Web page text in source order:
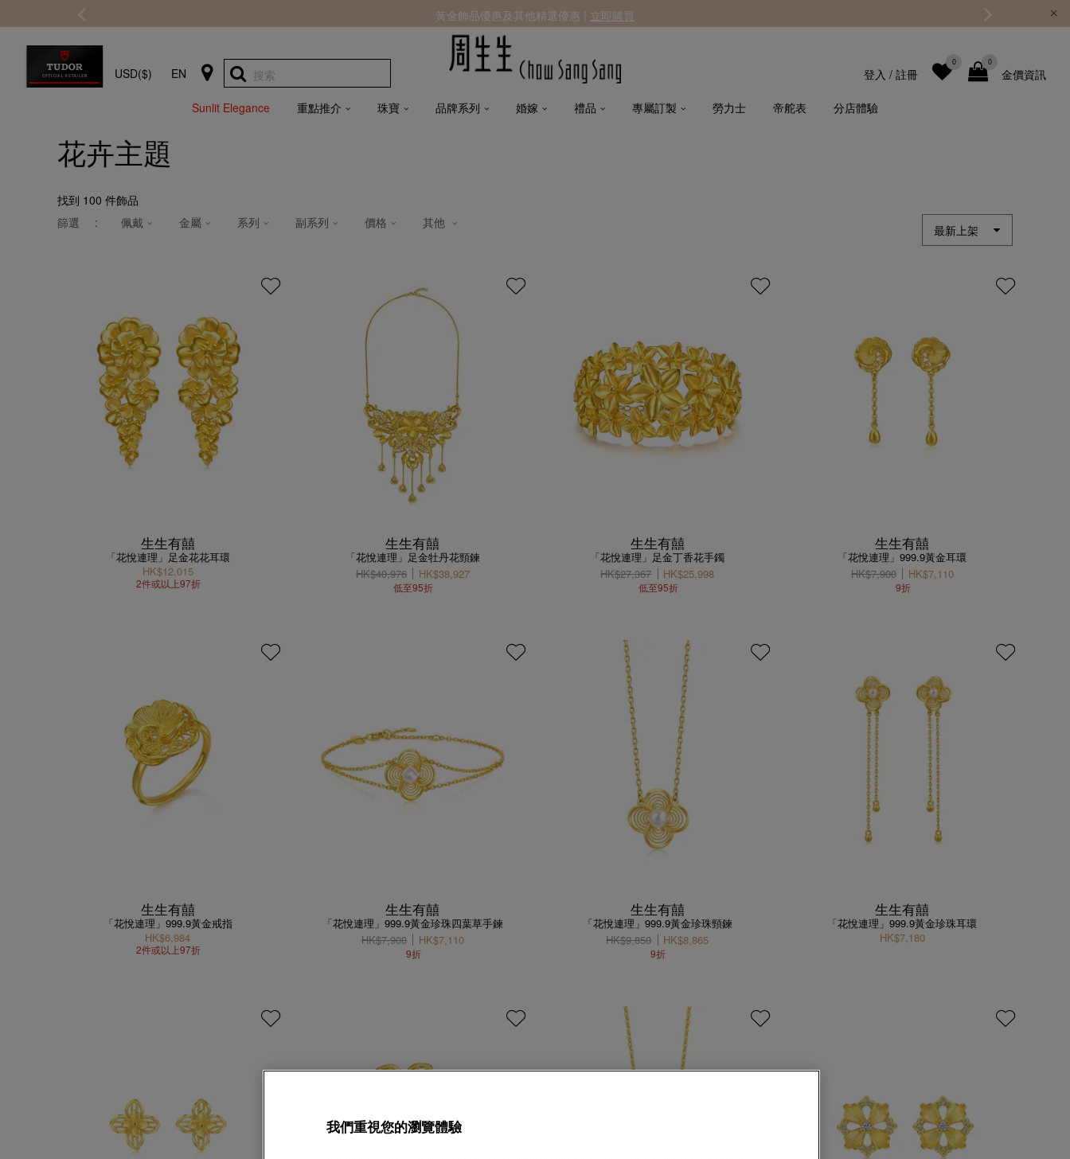
USD($) EN 搜索 金價資訊
0
0
登入 / 註冊
Sunlit Elegance 重點推介 珠寶 品牌系列 婚嫁 禮品 專屬訂製 勞力士 帝舵表 分店體驗
黃金飾品優惠及其他精選優惠 | 立即購買
花卉主題
找到 100 件飾品
篩選
: 佩戴 金屬 系列 副系列 價格 其他
生生有囍
「花悅連理」足金花花耳環
HK$12,015
2件或以上97折
生生有囍
「花悅連理」足金牡丹花頸鍊
HK$40,976
HK$38,927
低至95折
生生有囍
「花悅連理」足金丁香花手鐲
HK$27,367
HK$25,998
低至95折
生生有囍
「花悅連理」999.9黃金耳環
HK$7,900
HK$7,110
9折
生生有囍
「花悅連理」999.9黃金戒指
HK$6,984
2件或以上97折
生生有囍
「花悅連理」999.9黃金珍珠四葉草手鍊
HK$7,900
HK$7,110
9折
生生有囍
「花悅連理」999.9黃金珍珠頸鍊
HK$9,850
HK$8,865
9折
生生有囍
「花悅連理」999.9黃金珍珠耳環
HK$7,180
我們重視您的瀏覽體驗